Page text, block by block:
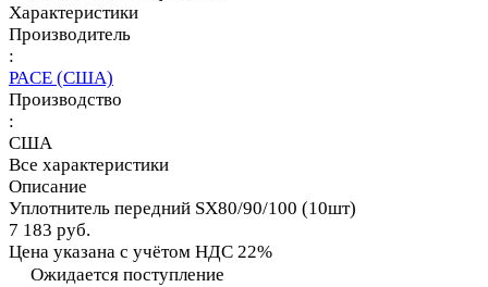
Характеристики
Производитель
:
PACE (США)
Производство
:
США
Все характеристики
Описание
Уплотнитель передний SX80/90/100 (10шт)
7 183 руб.
Цена указана с учётом НДС 22%
Ожидается поступление